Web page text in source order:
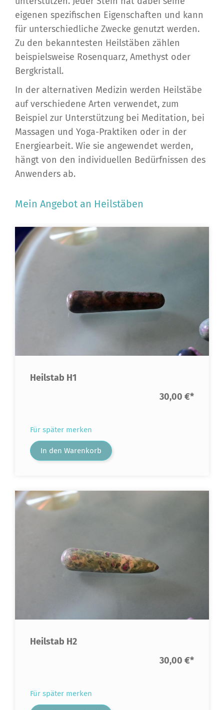
eigenen spezifischen Eigenschaften und kann
für unterschiedliche Zwecke genutzt werden.
Zu den bekanntesten Heilstäben zählen
beispielsweise Rosenquarz, Amethyst oder
Bergkristall.
In der alternativen Medizin werden Heilstäbe
auf verschiedene Arten verwendet, zum
Beispiel zur Unterstützung bei Meditation, bei
Massagen und Yoga-Praktiken oder in der
Energiearbeit. Wie sie angewendet werden,
hängt von den individuellen Bedürfnissen des
Anwenders ab.
Mein Angebot an Heilstäben
Heilstab H1
30,00 €*
Für später merken
In den Warenkorb
Heilstab H2
30,00 €*
Für später merken